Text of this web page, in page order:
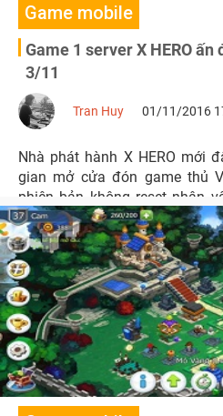
Game mobile
Game 1 server X HERO
3/11
Tran Huy 01/11/2016
Nhà phát hành X HERO mới
gian mở cửa đón game thủ
phiên bản không reset nhân
3/11 tới đây.